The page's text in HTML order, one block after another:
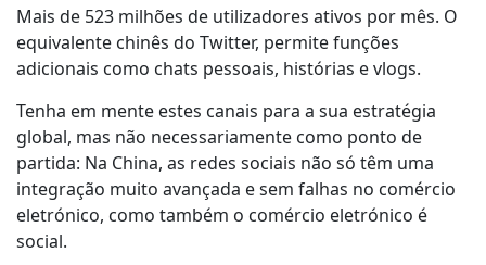
Mais de 523 milhões de utilizadores ativos por mês. O
equivalente chinês do Twitter, permite funções
adicionais como chats pessoais, histórias e vlogs.
Tenha em mente estes canais para a sua estratégia
global, mas não necessariamente como ponto de
partida: Na China, as redes sociais não só têm uma
integração muito avançada e sem falhas no comércio
eletrónico, como também o comércio eletrónico é
social.